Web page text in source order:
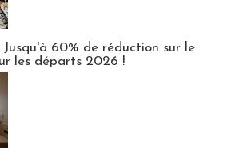
Jusqu'à 60% de réduction sur le
les départs 2026 !